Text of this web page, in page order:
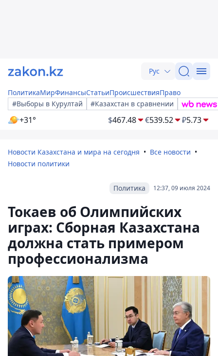
Рус
ПолитикаМирФинансыСтатьиПроисшествияПраво
#Выборы в Курултай
#Казахстан в сравнении
+31° $467.48 €539.52 ₽5.73
Новости Казахстана и мира на сегодня
Все новости
Новости политики
12:37, 09 июля 2024
Политика
Токаев об Олимпийских
играх: Сборная Казахстана
должна стать примером
профессионализма